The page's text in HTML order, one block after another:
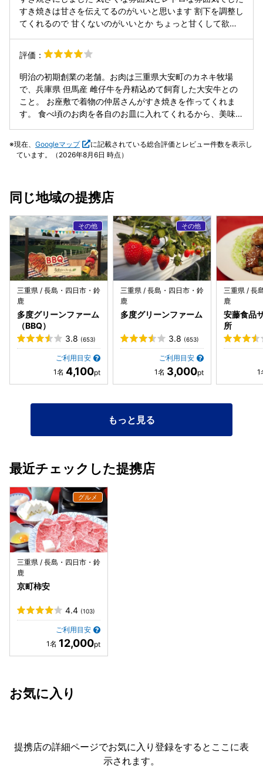
雰囲気を味わえ、ランチは とても リーズナブルで頂けるこ
ちらのお店は予約して行くのがおすすめです。
すき焼きは甘さを伝えてるのがいいと思います 割下を調整し
てくれるので 甘くないのがいいとか ちょっと甘くして欲し
が取れたら通いたいです
評価：
明治の初期創業の老舗。お肉は三重県大安町のカネキ牧場
で、兵庫県 但馬産 雌仔牛を丹精込めて飼育した大安牛との
こと。 お座敷で着物の仲居さんがすき焼きを作ってくれま
す。 食べ頃のお肉を各自のお皿に入れてくれるから、美味し
アラフォーは赤身に分かれていただきました。
現在、 Googleマップ
に記載されている総合評価とレビュー件数を表示し
ています。（2026年8月6日 時点）
同じ地域の提携店
三重県 / 長島・四日市・鈴
鹿
多度グリーンファーム
（BBQ）
3.8 (653)
ご利用目安
4,100
三重県 / 長島・四日市・鈴
鹿
多度グリーンファーム
3.8 (653)
ご利用目安
3,000
三重県 / 長
鹿
安藤食品
所
もっと見る
最近チェックした提携店
三重県 / 長島・四日市・鈴
鹿
京町柿安
4.4 (103)
ご利用目安
12,000
お気に入り
提携店の詳細ページでお気に入り登録をすると ここに表
示されます。